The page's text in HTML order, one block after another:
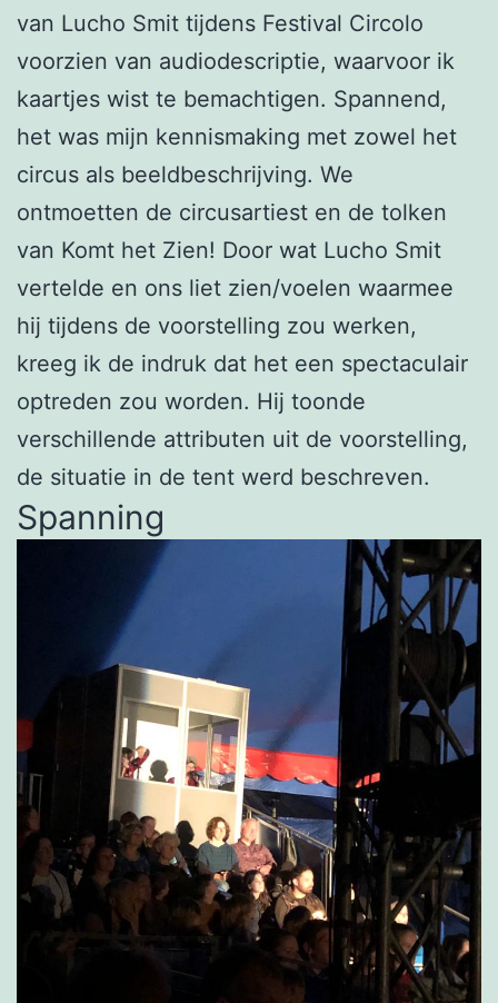
van Lucho Smit tijdens Festival Circolo
voorzien van audiodescriptie, waarvoor ik
kaartjes wist te bemachtigen. Spannend,
het was mijn kennismaking met zowel het
circus als beeldbeschrijving. We
ontmoetten de circusartiest en de tolken
van Komt het Zien! Door wat Lucho Smit
vertelde en ons liet zien/voelen waarmee
hij tijdens de voorstelling zou werken,
kreeg ik de indruk dat het een spectaculair
optreden zou worden. Hij toonde
verschillende attributen uit de voorstelling,
de situatie in de tent werd beschreven.
Spanning